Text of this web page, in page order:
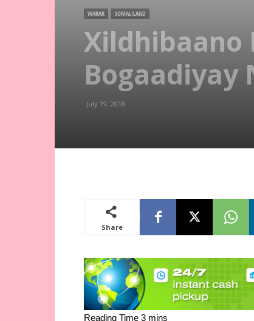
WARAR SOMALILAND
Xildhibaano
Bogaadiyay
July 19, 2018
Share